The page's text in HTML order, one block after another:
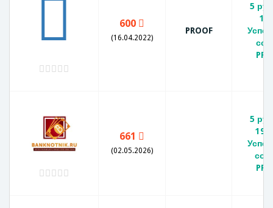
600
(16.04.2022)
PROOF
5
661
(02.05.2026)
5